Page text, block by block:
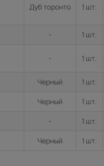
Дуб торонто 1 шт.
- 1 шт.
- 1 шт.
Черный 1 шт.
Черный 1 шт.
- 1 шт.
Черный 1 шт.